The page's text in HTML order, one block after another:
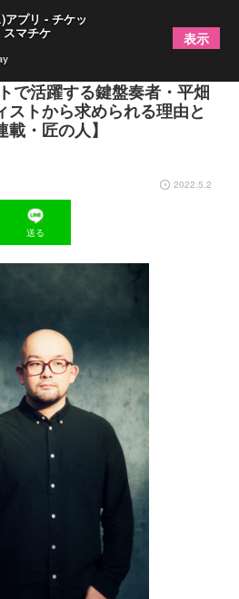
リープハイプ、いきものがか
で活躍する鍵盤奏者・平畑
トから求められる理由と
・匠の人】
2022.5.2
送る
アプリ - チケッ
スマチケ 表示